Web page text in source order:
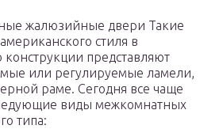
жалюзийные двери Такие
стиля в
представляют
или регулируемые ламели,
раме. Сегодня все чаще
виды межкомнатных
типа: